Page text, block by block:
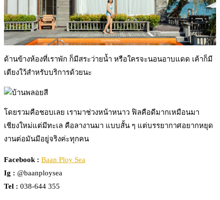
ด้านข้างห้องที่เราพัก ก็มีสระว่ายน้ำ หรือใครจะนอนอาบแดด เค้าก็มี
เตียงใว้สำหรับบริการด้วยนะ
โดยรวมคือชอบเลย เรามาช่วงหน้าหนาว ฟิลคือดีมากเหมือนมา
เชียงใหม่แต่มีทะเล คือลางานมา แบบสั้น ๆ แต่บรรยากาศอยากหยุด
งานต่อมันมีอยู่จริงค่ะทุกคน
Facebook : Baan Ploy Sea
Ig : @baanploysea
Tel : 038-644 355